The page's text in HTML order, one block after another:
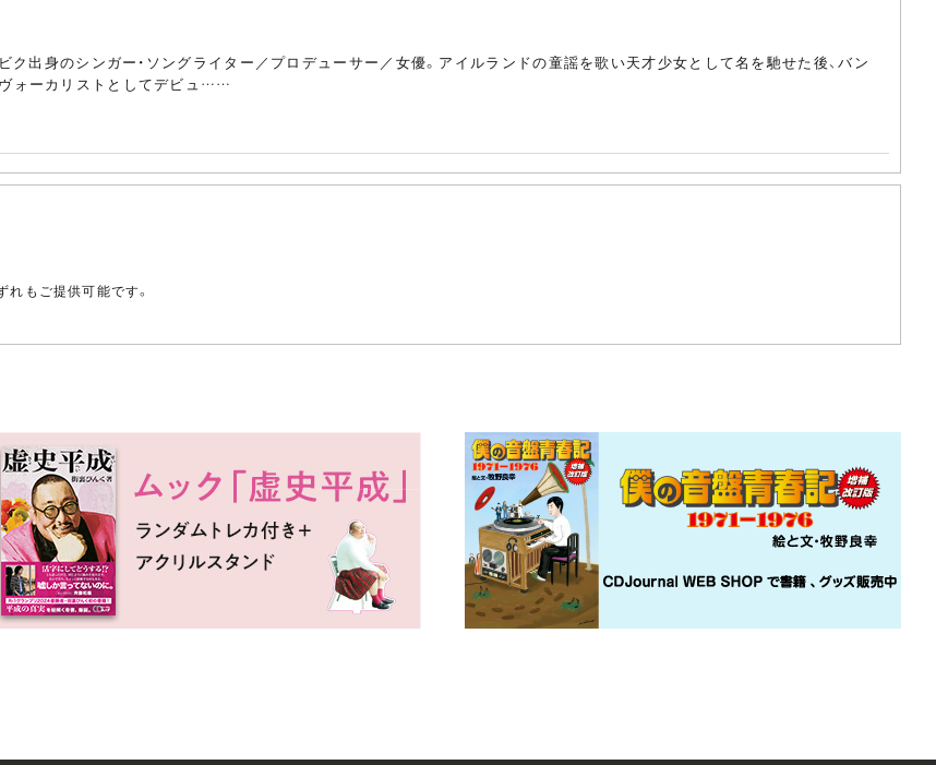
ク出身のシンガー・ソングライター／プロデューサー／女優。アイルランドの童謡を歌い天才少女として名を馳せた後、バン
ヴォーカリストとしてデビュ……
もご提供可能です。